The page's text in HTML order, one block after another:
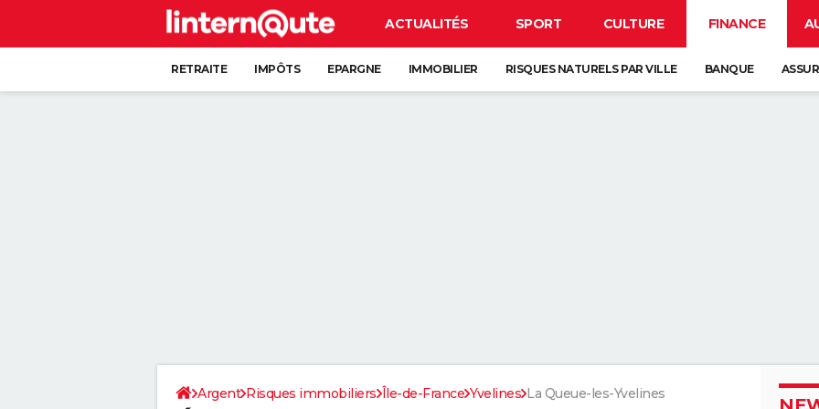
ACTUALITÉS SPORT CULTURE FINANCE
RETRAITE IMPÔTS EPARGNE IMMOBILIER RISQUES NATURELS PAR VILLE BANQUE
Argent Risques immobiliers Île-de-France Yvelines La Queue-les-Yvelines